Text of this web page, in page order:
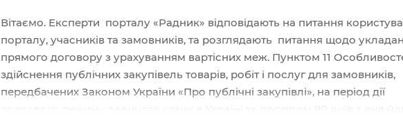
Вітаємо. Експерти порталу «Радник» відповідають на питання
порталу, учасників та замовників, та розглядають питання щодо
прямого договору з урахуванням вартісних меж. Пунктом 11
здійснення публічних закупівель товарів, робіт і послуг для замовників,
передбачених Законом України «Про публічні закупівлі», на період дії